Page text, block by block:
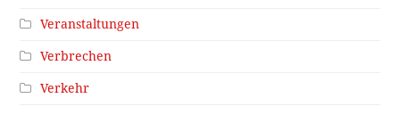
Veranstaltungen
Verbrechen
Verkehr